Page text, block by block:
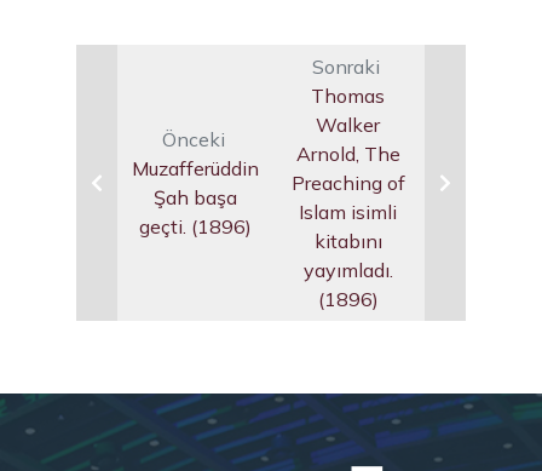
Önceki
Muzafferüddin
Şah başa
geçti. (1896)
Sonraki
Thomas
Walker
Arnold, The
Preaching of
Islam isimli
kitabını
yayımladı.
(1896)